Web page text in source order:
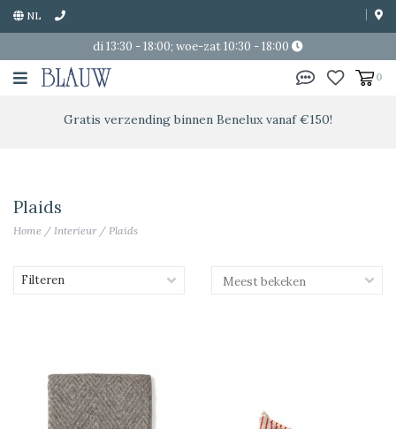
NL
di 13:30 - 18:00; woe-zat 10:30 - 18:00
0
Gratis verzending binnen Benelux vanaf €150!
Plaids
Home / Interieur/ Plaids
Filteren